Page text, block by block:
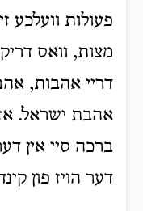
פעולות וועלכע
מצות, וואס
דריי אהבות,
אהבת ישראל.
ברכה סיי אין
דער הויז פון